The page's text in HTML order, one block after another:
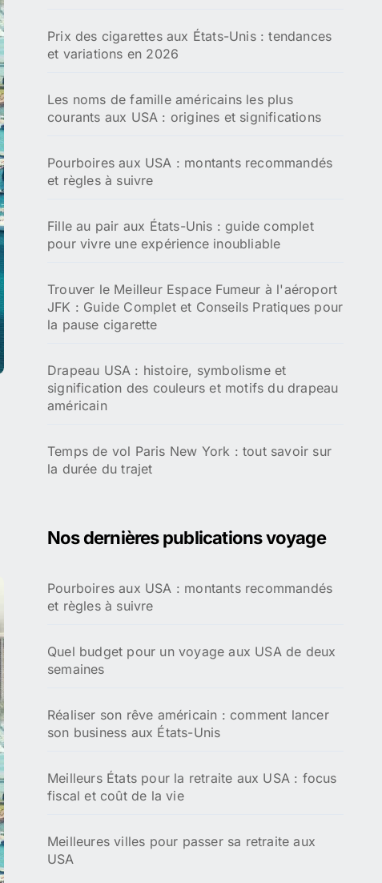
Prix des cigarettes aux États-Unis : tendances
et variations en 2026
Les noms de famille américains les plus
courants aux USA : origines et significations
Pourboires aux USA : montants recommandés
et règles à suivre
Fille au pair aux États-Unis : guide complet
pour vivre une expérience inoubliable
Trouver le Meilleur Espace Fumeur à l'aéroport
JFK : Guide Complet et Conseils Pratiques pour
la pause cigarette
Drapeau USA : histoire, symbolisme et
signification des couleurs et motifs du drapeau
américain
Temps de vol Paris New York : tout savoir sur
la durée du trajet
Nos dernières publications voyage
Pourboires aux USA : montants recommandés
et règles à suivre
Quel budget pour un voyage aux USA de deux
semaines
Réaliser son rêve américain : comment lancer
son business aux États-Unis
Meilleurs États pour la retraite aux USA : focus
fiscal et coût de la vie
Meilleures villes pour passer sa retraite aux
USA